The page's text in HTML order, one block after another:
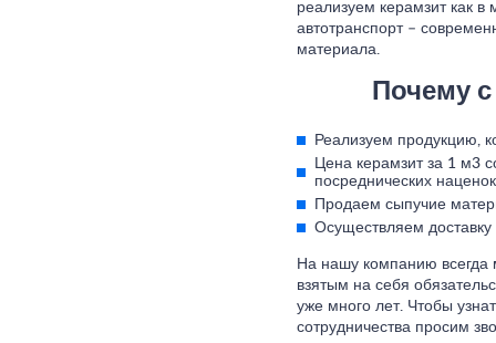
реализуем керамзит как
автотранспорт –
материала.
Почему
Реализуем продукцию,
Цена керамзит за 1 м3
посреднических наценок
Продаем сыпучие
Осуществляем
На нашу компанию всегда
взятым на себя
уже много лет. Чтобы
сотрудничества просим